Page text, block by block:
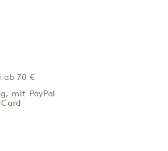
von Gewichtsschwankungen
ab 70 €
mit PayPal